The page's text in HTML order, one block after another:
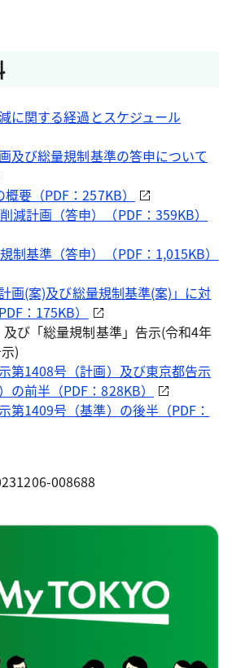
に関する経過とスケジュール
及び総量規制基準の答申について
要（PDF：257KB）
減計画（答申）（PDF：359KB）
制基準（答申）（PDF：1,015KB）
画(案)及び総量規制基準(案)」に対
：175KB）
び「総量規制基準」告示(令和4年
示)
第1408号（計画）及び東京都告示
の前半（PDF：828KB）
第1409号（基準）の後半（PDF：
008688